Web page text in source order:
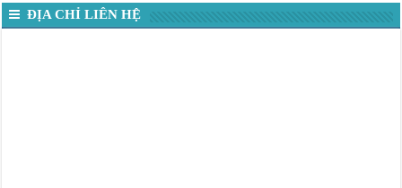
ĐỊA CHỈ LIÊN HỆ